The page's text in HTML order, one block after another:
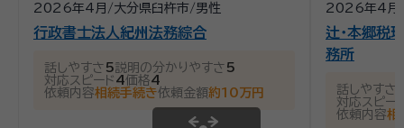
2026年4月 /大分県臼杵市/男性
行政書士法人紀州法務綜合
話しやすさ 5説明の分かりやすさ 5
対応スピード 4価格4
依頼内容相続手続き依頼金額約10万円
2026年4月
辻・本郷税
務所
話しやすさ
対応スピー
依頼内容相